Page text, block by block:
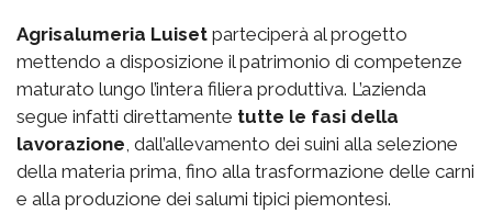
Agrisalumeria Luiset parteciperà al progetto
mettendo a disposizione il patrimonio di competenze
maturato lungo l’intera filiera produttiva. L’azienda
segue infatti direttamente tutte le fasi della
lavorazione , dall’allevamento dei suini alla selezione
della materia prima, fino alla trasformazione delle carni
e alla produzione dei salumi tipici piemontesi.